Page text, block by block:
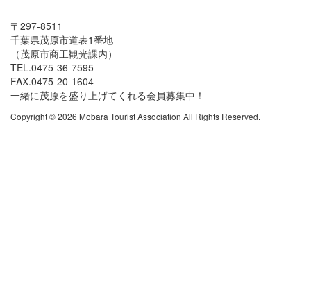
〒297-8511
千葉県茂原市道表1番地
（茂原市商工観光課内）
TEL.0475-36-7595
FAX.0475-20-1604
一緒に茂原を盛り上げてくれる会員募集中！
Copyright © 2026 Mobara Tourist Association All Rights Reserved.